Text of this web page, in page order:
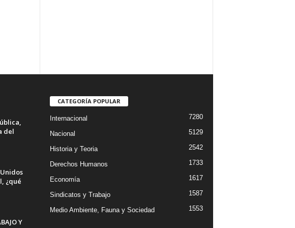
del
¿qué
Y
CATEGORÍA POPULAR
Internacional 7280
Nacional 5129
Historia y Teoria 2542
Derechos Humanos 1733
Economía 1617
Sindicatos y Trabajo 1587
Medio Ambiente, Fauna y Sociedad 1553